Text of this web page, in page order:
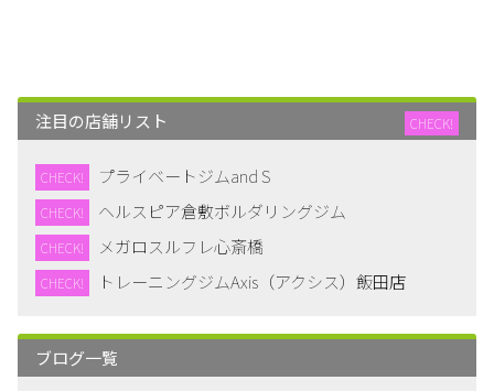
注目の店舗リスト CHECK!
CHECK! プライベートジムand S
CHECK! ヘルスピア倉敷ボルダリングジム
CHECK! メガロスルフレ心斎橋
CHECK! トレーニングジムAxis（アクシス）飯田店
ブログ一覧